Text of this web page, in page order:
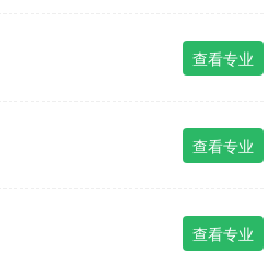
查看专业
查看专业
查看专业